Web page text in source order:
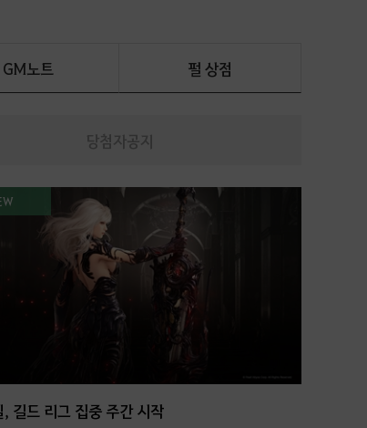
GM노트 펄 상점
당첨자공지
, 길드 리그 집중 주간 시작